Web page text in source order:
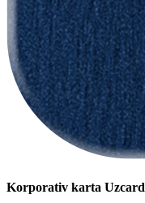
Korporativ karta Uzcard